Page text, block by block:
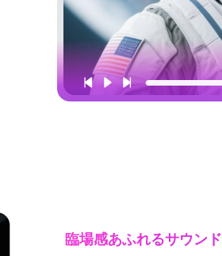
臨場感あふれるサウンド